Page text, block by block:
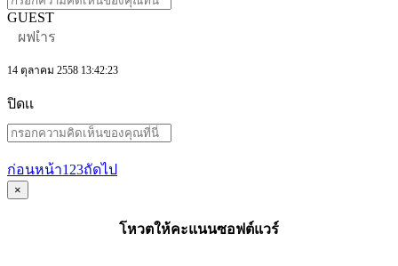
GUEST
ผฟเำร
14 ตุลาคม 2558 13:42:23
ปิดเเ
ก่อนหน้า1 23ถัดไป
×
โหวตให้คะแนนซอฟต์แวร์